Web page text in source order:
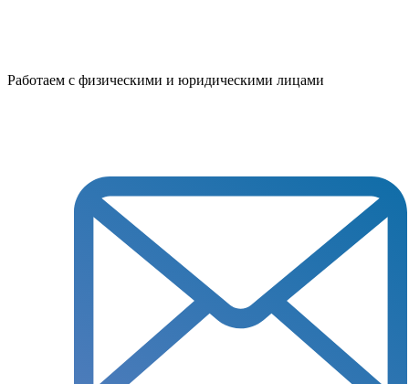
Работаем с физическими и юридическими лицами